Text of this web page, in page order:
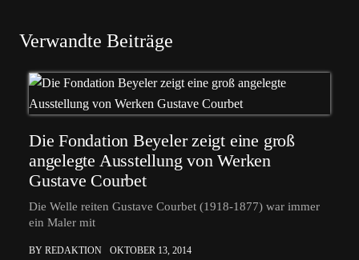
Verwandte Beiträge
Die Fondation Beyeler zeigt eine groß
angelegte Ausstellung von Werken
Gustave Courbet
Die Welle reiten Gustave Courbet (1918-1877) war immer
ein Maler mit
BY REDAKTION OKTOBER 13, 2014